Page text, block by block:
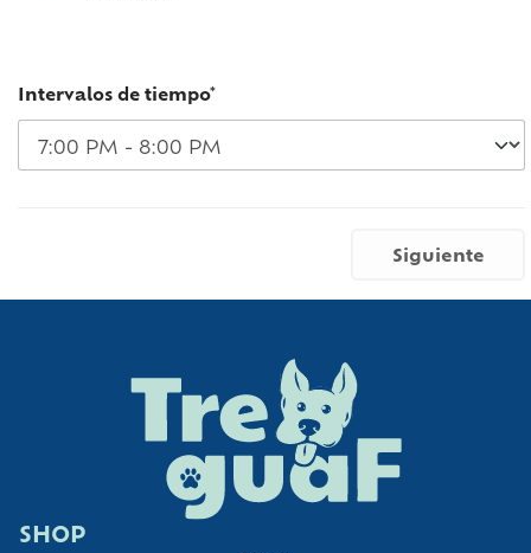
Intervalos de tiempo*
Siguiente
SHOP